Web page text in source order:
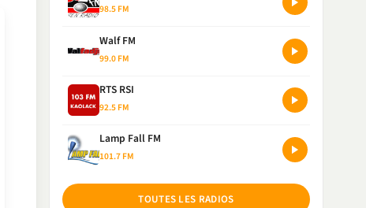
98.5 FM
Walf FM
99.0 FM
RTS RSI
92.5 FM
Lamp Fall FM
101.7 FM
TOUTES LES RADIOS